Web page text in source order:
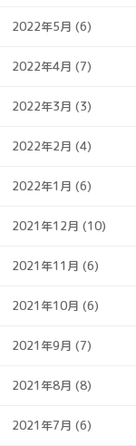
2022年5月 (6)
2022年4月 (7)
2022年3月 (3)
2022年2月 (4)
2022年1月 (6)
2021年12月 (10)
2021年11月 (6)
2021年10月 (6)
2021年9月 (7)
2021年8月 (8)
2021年7月 (6)